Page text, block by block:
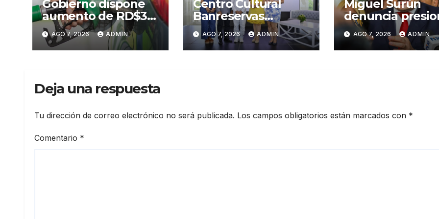
Gobierno dispone
aumento de RD$3
pesos a gasolinas
premium y regular
AGO 7, 2026 ADMIN
Centro Cultural
Banreservas
Santiago inaugura
Primer Congreso de
Artesanos de
AGO 7, 2026 ADMIN
Miguel Surún
denuncia
sobre jueces de
Suprema Corte
Justicia
AGO 7, 2026 ADMIN
Deja una respuesta
Tu dirección de correo electrónico no será publicada. Los campos obligatorios están marcados con *
Comentario *